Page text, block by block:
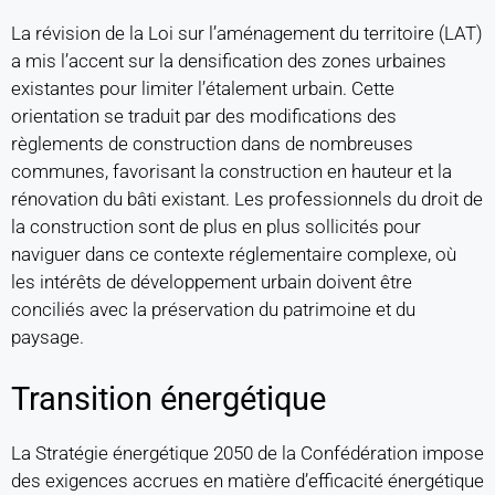
La révision de la Loi sur l’aménagement du territoire (LAT)
a mis l’accent sur la densification des zones urbaines
existantes pour limiter l’étalement urbain. Cette
orientation se traduit par des modifications des
règlements de construction dans de nombreuses
communes, favorisant la construction en hauteur et la
rénovation du bâti existant. Les professionnels du droit de
la construction sont de plus en plus sollicités pour
naviguer dans ce contexte réglementaire complexe, où
les intérêts de développement urbain doivent être
conciliés avec la préservation du patrimoine et du
paysage.
Transition énergétique
La Stratégie énergétique 2050 de la Confédération impose
des exigences accrues en matière d’efficacité énergétique